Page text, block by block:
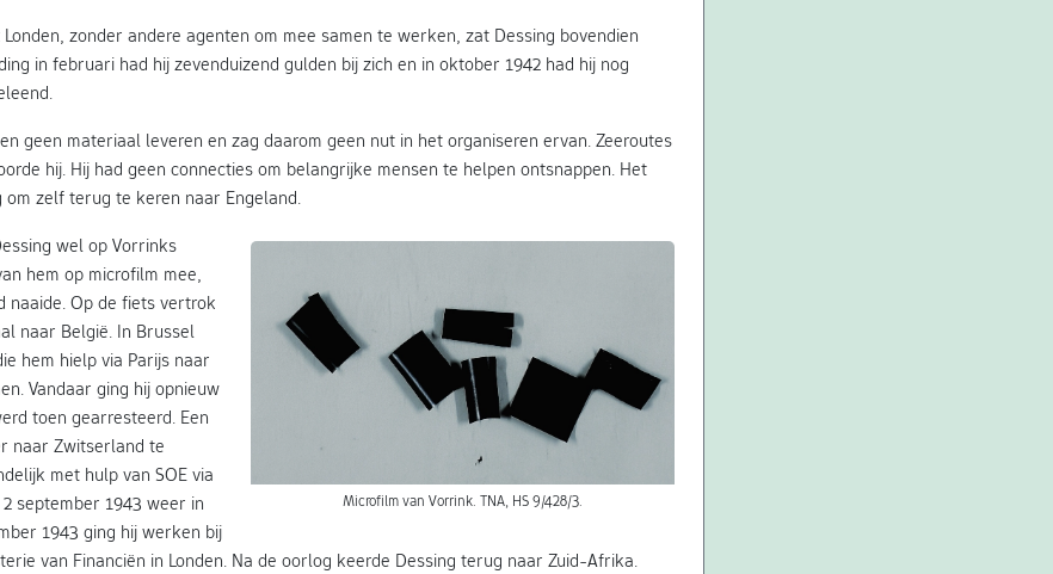
zonder andere agenten om mee samen te werken, zat Dessing bovendien
in februari had hij zevenduizend gulden bij zich en in oktober 1942 had hij nog
geen materiaal leveren en zag daarom geen nut in het organiseren ervan. Zeeroutes
hij. Hij had geen connecties om belangrijke mensen te helpen ontsnappen. Het
zelf terug te keren naar Engeland.
Microfilm van Vorrink. TNA, HS 9/428/3.
wel op Vorrinks
hem op microfilm mee,
naaide. Op de fiets vertrok
naar België. In Brussel
hem hielp via Parijs naar
Vandaar ging hij opnieuw
toen gearresteerd. Een
naar Zwitserland te
met hulp van SOE via
september 1943 weer in
1943 ging hij werken bij
van Financiën in Londen. Na de oorlog keerde Dessing terug naar Zuid-Afrika.